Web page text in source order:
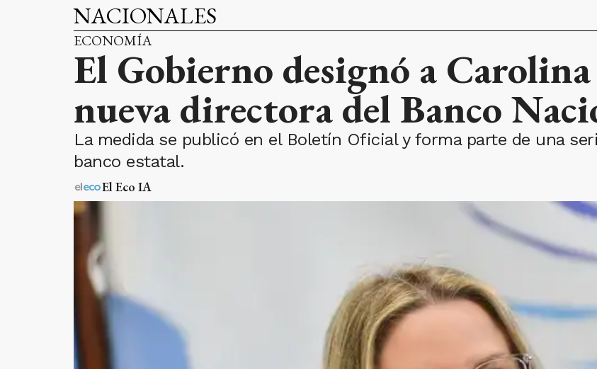
NACIONALES
ECONOMÍA
El Gobierno designó a
nueva directora del Banco
La medida se publicó en el Boletín Oficial y forma parte de una
banco estatal.
El Eco IA